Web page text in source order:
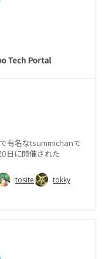
有名なtsummichanで
日に開催された
tosite
tokky